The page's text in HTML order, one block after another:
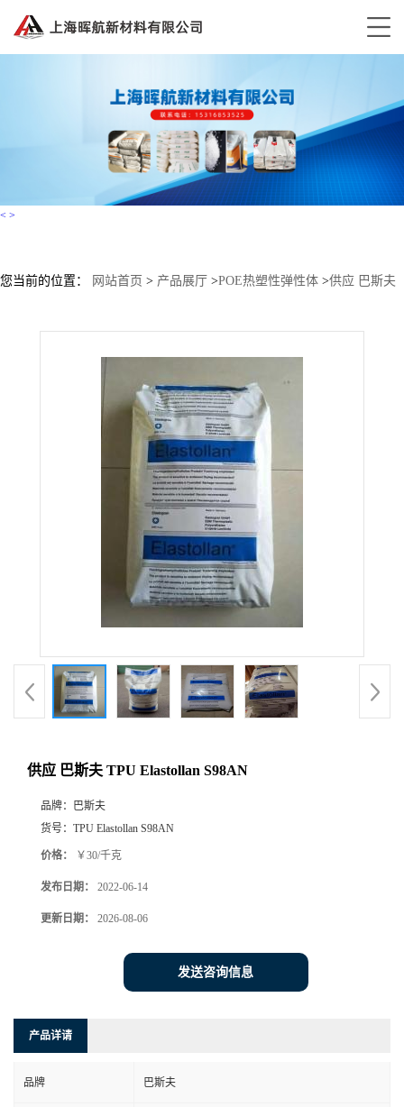
< >
您当前的位置： 网站首页 > 产品展厅 >POE热塑性弹性体 >供应 巴斯夫
供应 巴斯夫 TPU Elastollan S98AN
品牌：
巴斯夫
货号： TPU Elastollan S98AN
价格： ￥30/千克
发布日期： 2022-06-14
更新日期： 2026-08-06
发送咨询信息
产品详请
品牌 巴斯夫